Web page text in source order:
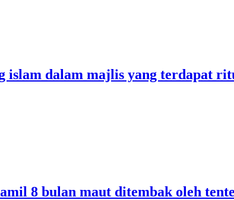
islam dalam majlis yang terdapat
8 bulan maut ditembak oleh